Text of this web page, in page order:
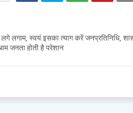
लगाम, स्वयं इसका त्याग करें जनप्रतिनिधि,
जनता होती है परेशान